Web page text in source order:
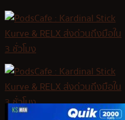
Skip
to
content